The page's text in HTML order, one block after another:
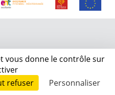
vous donne le contrôle sur
refuser Personnaliser